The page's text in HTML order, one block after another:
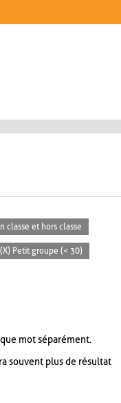
classe et hors classe
(X) Petit groupe (< 30)
mot séparément.
souvent plus de résultat